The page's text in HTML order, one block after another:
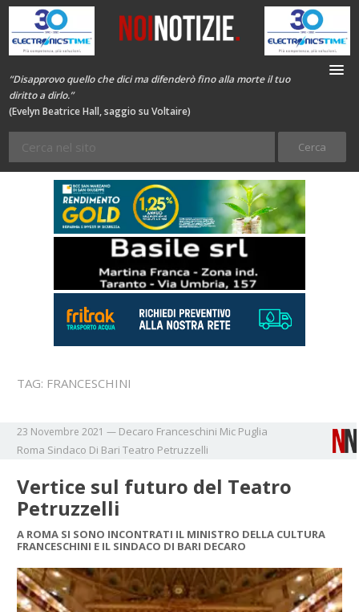
“Disapprovo quello che dici ma difenderò fino alla morte il tuo
diritto a dirlo.”
(Evelyn Beatrice Hall, saggio su Voltaire)
TAG: FRANCESCHINI
23 Novembre 2021 — Decaro Franceschini Mic Puglia
Roma Sindaco Di Bari Teatro Petruzzelli
Vertice sul futuro del Teatro
Petruzzelli
A ROMA SI SONO INCONTRATI IL MINISTRO DELLA CULTURA
FRANCESCHINI E IL SINDACO DI BARI DECARO